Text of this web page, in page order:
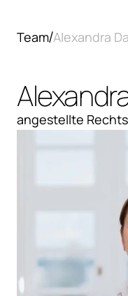
Team Alexandra
angestellte